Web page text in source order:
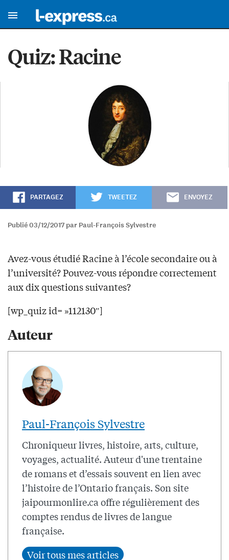
Quiz: Racine
PARTAGEZ TWEETEZ ENVOYEZ
Publié 03/12/2017 par Paul-François Sylvestre
Avez-vous étudié Racine à l’école secondaire ou à
l’université? Pouvez-vous répondre correctement
aux dix questions suivantes?
[wp_quiz id= »112130″]
Auteur
Paul-François Sylvestre
Chroniqueur livres, histoire, arts, culture,
voyages, actualité. Auteur d'une trentaine
de romans et d’essais souvent en lien avec
l’histoire de l’Ontario français. Son site
jaipourmonlire.ca offre régulièrement des
comptes rendus de livres de langue
française.